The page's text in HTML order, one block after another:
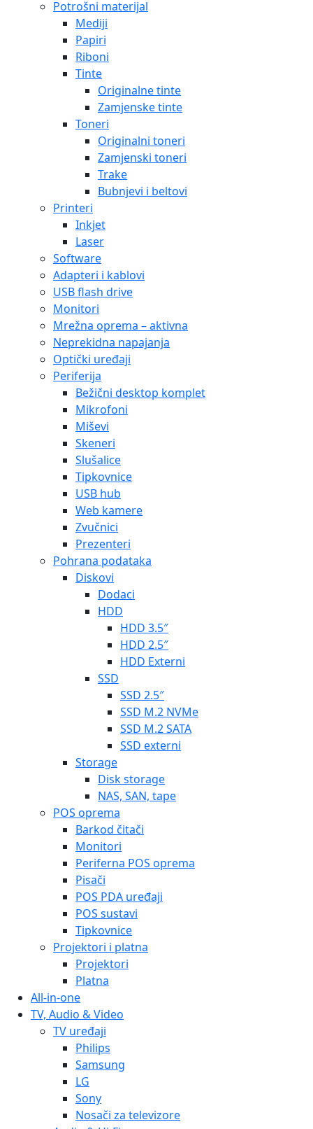
Potrošni materijal
Mediji
Papiri
Riboni
Tinte
Originalne tinte
Zamjenske tinte
Toneri
Originalni toneri
Zamjenski toneri
Trake
Bubnjevi i beltovi
Printeri
Inkjet
Laser
Software
Adapteri i kablovi
USB flash drive
Monitori
Mrežna oprema – aktivna
Neprekidna napajanja
Optički uređaji
Periferija
Bežični desktop komplet
Mikrofoni
Miševi
Skeneri
Slušalice
Tipkovnice
USB hub
Web kamere
Zvučnici
Prezenteri
Pohrana podataka
Diskovi
Dodaci
HDD
HDD 3.5″
HDD 2.5″
HDD Externi
SSD
SSD 2.5″
SSD M.2 NVMe
SSD M.2 SATA
SSD externi
Storage
Disk storage
NAS, SAN, tape
POS oprema
Barkod čitači
Monitori
Periferna POS oprema
Pisači
POS PDA uređaji
POS sustavi
Tipkovnice
Projektori i platna
Projektori
Platna
All-in-one
TV, Audio & Video
TV uređaji
Philips
Samsung
LG
Sony
Nosači za televizore